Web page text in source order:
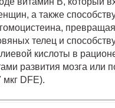
а также
телец и
кислоты в
развития мозга или
DFE).